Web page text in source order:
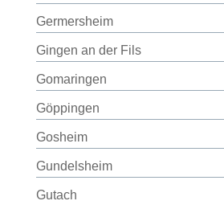
Germersheim
Gingen an der Fils
Gomaringen
Göppingen
Gosheim
Gundelsheim
Gutach